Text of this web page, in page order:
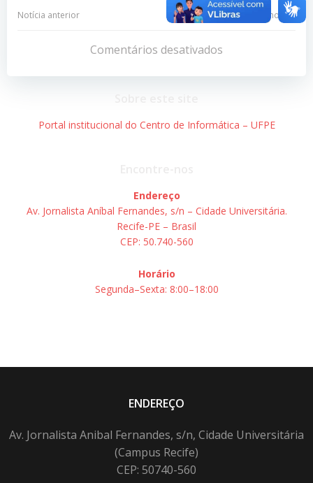
Navegação
Post
Notícia anterior
Navegação
de
Post
Próxima notícia
Comentários desativados
Portal institucional do Centro de Informática – UFPE
Endereço
Av. Jornalista Aníbal Fernandes, s/n – Cidade Universitária.
Recife-PE – Brasil
CEP: 50.740-560
Horário
Segunda–Sexta: 8:00–18:00
ENDEREÇO
Av. Jornalista Anibal Fernandes, s/n, Cidade Universitária
(Campus Recife)
CEP: 50740-560